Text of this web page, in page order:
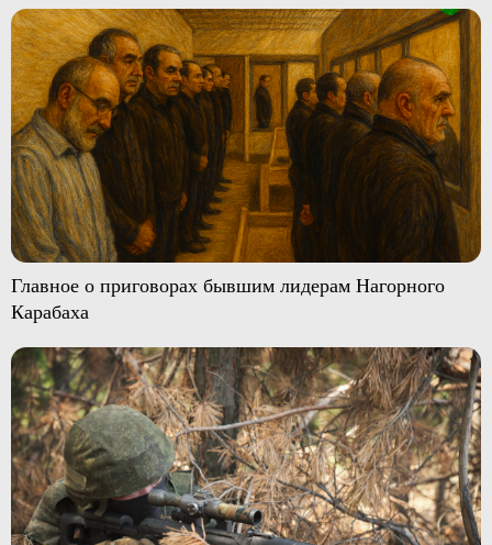
Главное о приговорах бывшим лидерам Нагорного
Карабаха